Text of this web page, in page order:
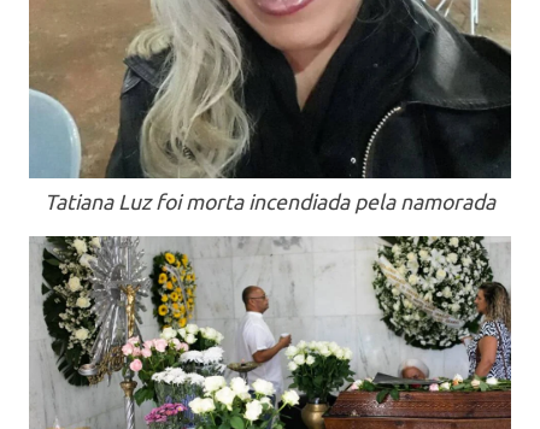
Tatiana Luz foi morta incendiada pela namorada